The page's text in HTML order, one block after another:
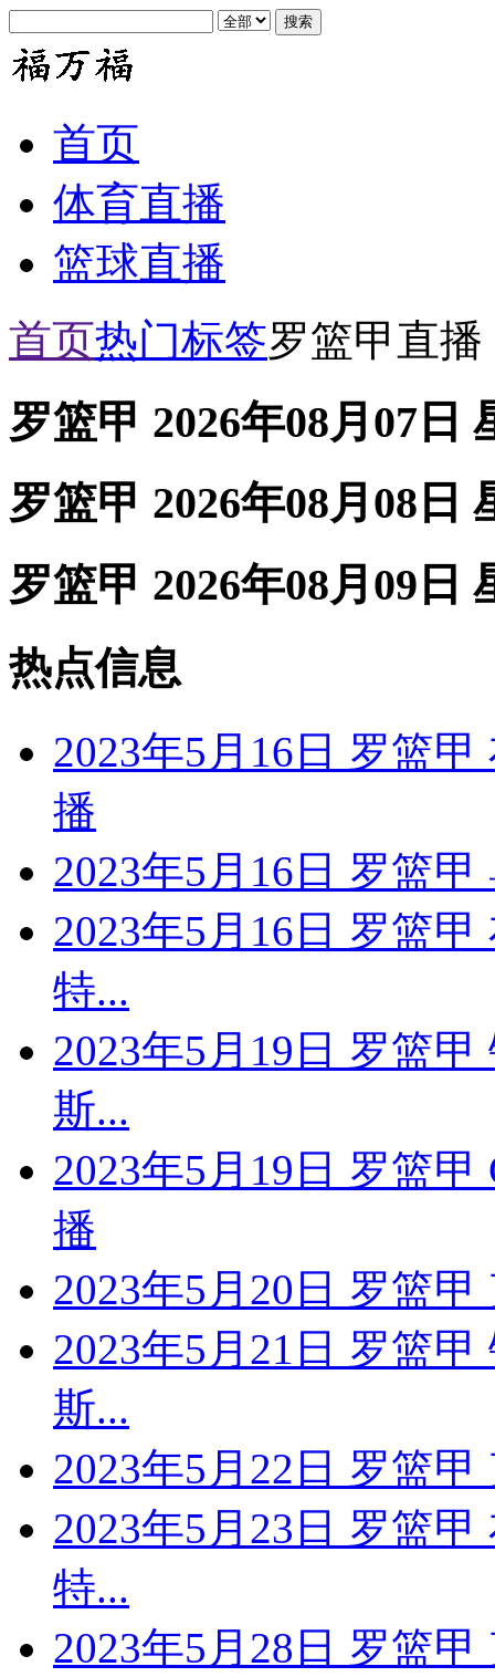
首页
体育直播
篮球直播
首页热门标签罗篮甲直播
罗篮甲 2026年08月07日
罗篮甲 2026年08月08日
罗篮甲 2026年08月09日
热点信息
2023年5月16日 罗篮
播
2023年5月16日 罗篮
2023年5月16日 罗篮
特...
2023年5月19日 罗篮
斯...
2023年5月19日 罗篮
播
2023年5月20日 罗篮
2023年5月21日 罗篮
斯...
2023年5月22日 罗篮
2023年5月23日 罗篮
特...
2023年5月28日 罗篮